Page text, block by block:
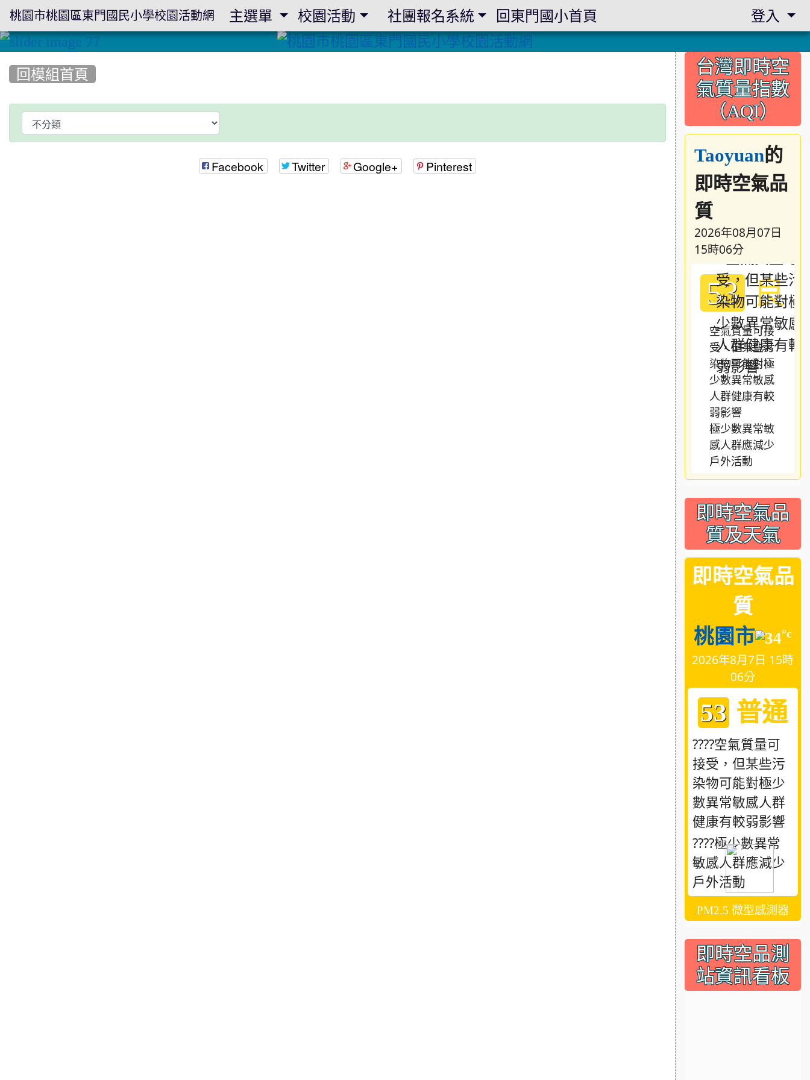
回模組首頁
Facebook Twitter Google+ Pinterest
:::
台灣即時空
氣質量指數
（AQI）
Taoyuan的
即時空氣品
質
2026年08月07日
15時06分
53 良
空氣質量可接
受，但某些污
染物可能對極
少數異常敏感
人群健康有較
弱影響
極少數異常敏
感人群應減少
戶外活動
即時空氣品
質及天氣
即時空氣品
質
桃園市 34°c
2026年8月7日 15時
06分
53 普通
????空氣質量可
接受，但某些污
染物可能對極少
數異常敏感人群
健康有較弱影響
????極少數異常
敏感人群應減少
戶外活動
PM2.5 微型感測器
即時空品測
站資訊看板
桃園市桃園區東門國民小學校園活動網 主選單 校園活動 社團報名系統 回東門國小首頁 登入